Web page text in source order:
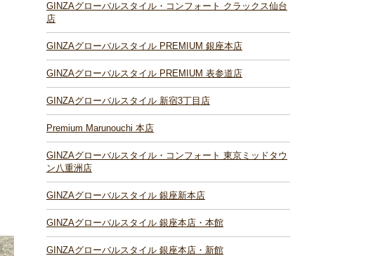
GINZAグローバルスタイル・コンフォート クラックス仙台
店
GINZAグローバルスタイル PREMIUM 銀座本店
GINZAグローバルスタイル PREMIUM 表参道店
GINZAグローバルスタイル 新宿3丁目店
Premium Marunouchi 本店
GINZAグローバルスタイル・コンフォート 東京ミッドタウ
ン八重洲店
GINZAグローバルスタイル 銀座新本店
GINZAグローバルスタイル 銀座本店・本館
GINZAグローバルスタイル 銀座本店・新館